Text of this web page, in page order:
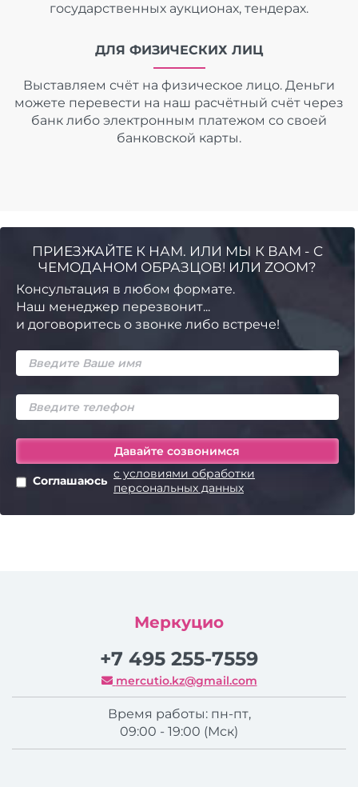
государственных аукционах, тендерах.
ДЛЯ ФИЗИЧЕСКИХ ЛИЦ
Выставляем счёт на физическое лицо. Деньги
можете перевести на наш расчётный счёт через
банк либо электронным платежом со своей
банковской карты.
ПРИЕЗЖАЙТЕ К НАМ. ИЛИ МЫ К ВАМ - С
ЧЕМОДАНОМ ОБРАЗЦОВ! ИЛИ ZOOM?
Консультация в любом формате.
Наш менеджер перезвонит...
и договоритесь о звонке либо встрече!
Соглашаюсь с условиями обработки
персональных данных
Меркуцио
+7 495 255-7559
mercutio.kz@gmail.com
Время работы: пн-пт,
09:00 - 19:00 (Мск)